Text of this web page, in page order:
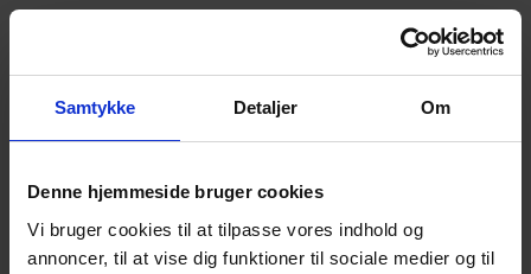
Samtykke Detaljer Om
Denne hjemmeside bruger cookies
Vi bruger cookies til at tilpasse vores indhold og
annoncer, til at vise dig funktioner til sociale medier og til